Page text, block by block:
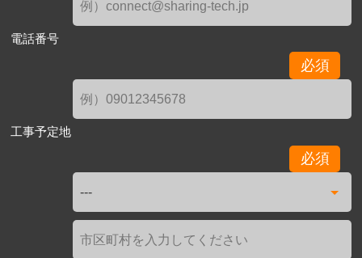
電話番号
必須
工事予定地
必須